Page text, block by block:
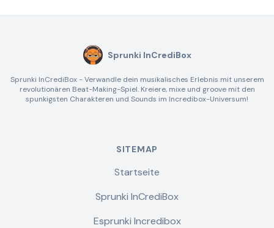
Sprunki InCrediBox
Sprunki InCrediBox - Verwandle dein musikalisches Erlebnis mit unserem
revolutionären Beat-Making-Spiel. Kreiere, mixe und groove mit den
spunkigsten Charakteren und Sounds im Incredibox-Universum!
SITEMAP
Startseite
Sprunki InCrediBox
Esprunki Incredibox